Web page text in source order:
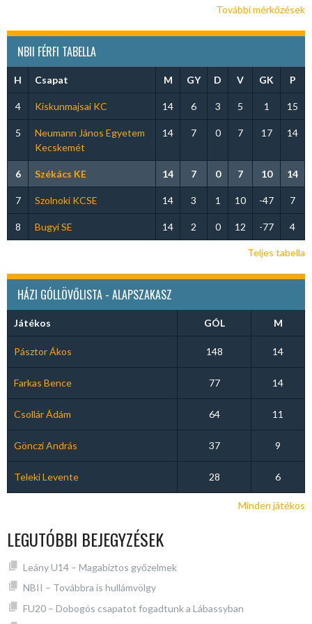
További mérkőzések
NBII FÉRFI TABELLA
H Csapat M GY D V GK P
4 Kiskunmajsai KC 14 6 3 5 1 15
5
Neumann János Egyetem
Kecskemét
14 7 0 7 17 14
6 Székács KE 14 7 0 7 10 14
7 Szolnoki KCSE 14 3 1 10 -47 7
8 Bugyi SE 14 2 0 12 -77 4
Teljes tabella
HÁZI GÓLLÖVŐLISTA - ALAPSZAKASZ
Játékos GÓL M
Pásztor Ákos 148 14
Farkas Bence 77 14
Csollár Ádám 64 11
Gönczi András 37 9
Teleki Levente 28 6
Minden játékos
LEGUTÓBBI BEJEGYZÉSEK
Leány U14 – Magabiztos győzelmek
NBII – Továbbra is hullámvölgy
FU20 – Dobogós csapatot fogadtunk a Lábassyban